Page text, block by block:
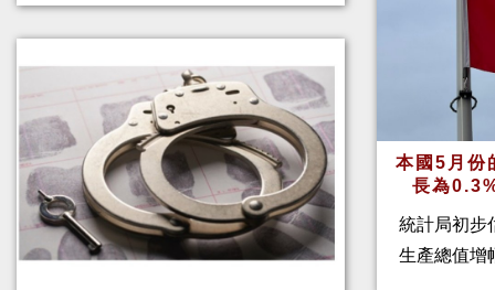
本國5月份
長為
統計局初步
生產總值增